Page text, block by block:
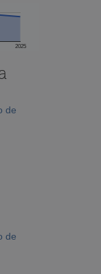
2025
de
de